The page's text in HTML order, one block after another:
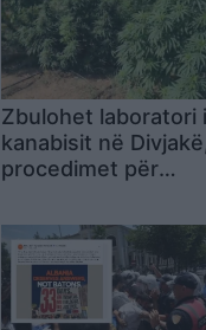
Zbulohet laboratori i
kanabisit në
procedimet për
zyrtarëve